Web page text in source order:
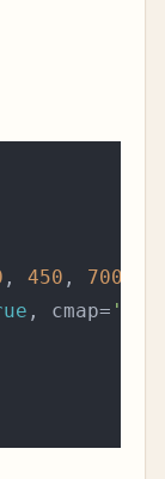
, 450 , 700
, cmap=